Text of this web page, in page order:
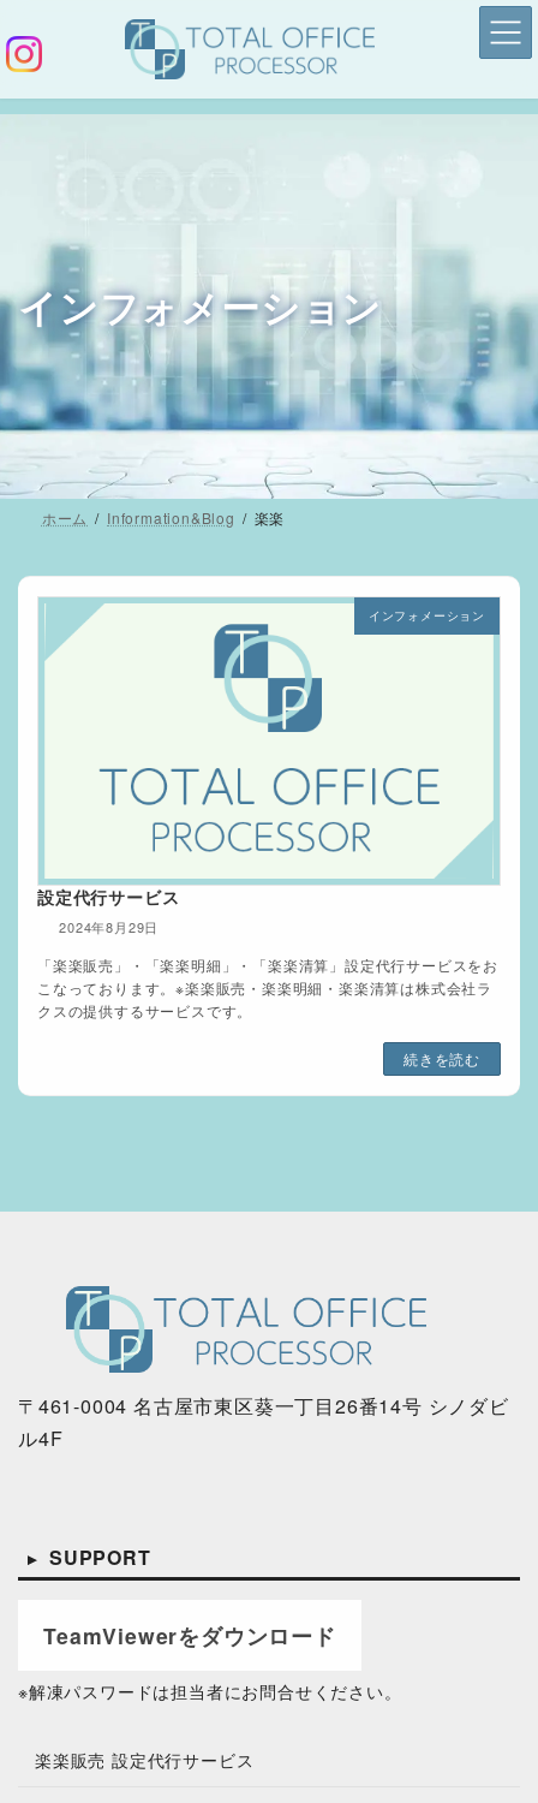
ン
テ
ン
プ
ビ
ゲ
ー
動インフォメーション
ホーム Information&Blog 楽楽
インフォメーション
設定代行サービス
2024年8月29日
「楽楽販売」・「楽楽明細」・「楽楽清算」設定代行サービスをお
こなっております。※楽楽販売・楽楽明細・楽楽清算は株式会社ラ
クスの提供するサービスです。
続きを読む
〒461-0004 名古屋市東区葵一丁目26番14号 シノダビ
ル4F
SUPPORT
TeamViewerをダウンロード
※解凍パスワードは担当者にお問合せください。
楽楽販売 設定代行サービス